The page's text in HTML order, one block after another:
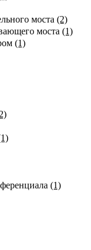
моста (2)
моста (1)
(1)
(1)